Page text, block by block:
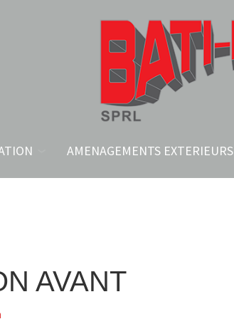
AMENAGEMENTS EXTERIEURS
AVANT